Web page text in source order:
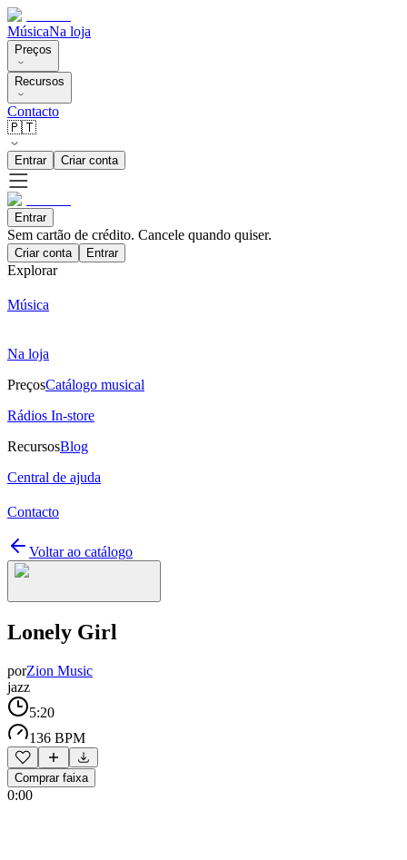
MúsicaNa loja
Preços
Recursos
Contacto
🇵🇹
Entrar Criar conta
Entrar
Sem cartão de crédito. Cancele quando quiser.
Criar conta Entrar
Explorar
Música
Na loja
PreçosCatálogo musical
Rádios In-store
RecursosBlog
Central de ajuda
Contacto
Voltar ao catálogo
Lonely Girl
porZion Music
jazz
5:20
136 BPM
Comprar faixa
0:00